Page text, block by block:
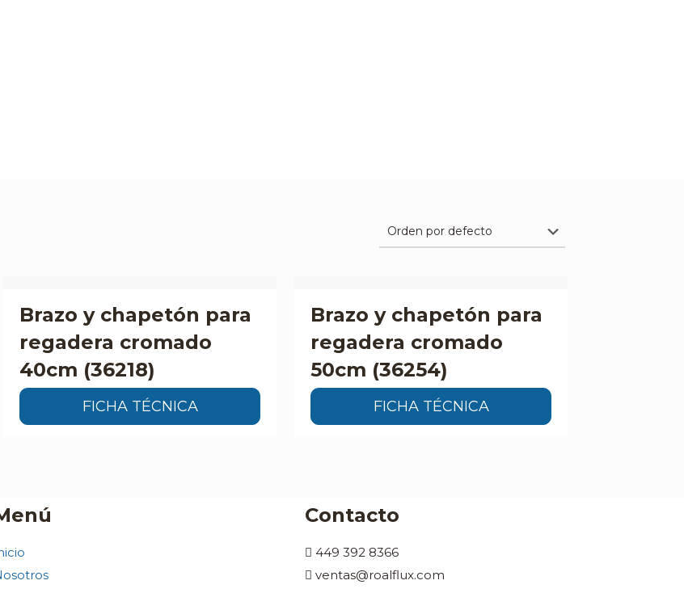
Brazo y chapetón para
regadera cromado
40cm (36218)
FICHA TÉCNICA
Brazo y chapetón para
regadera cromado
50cm (36254)
FICHA TÉCNICA
Contacto
449 392 8366
ventas@roalflux.com